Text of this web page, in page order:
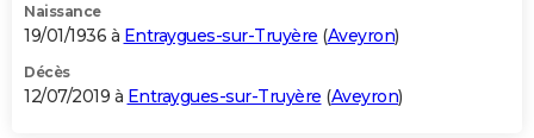
Naissance
19/01/1936 à Entraygues-sur-Truyère (Aveyron)
Décès
12/07/2019 à Entraygues-sur-Truyère (Aveyron)